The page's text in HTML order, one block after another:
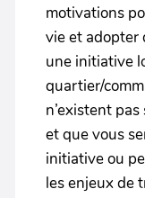
motivations
vie et adopter
une initiative
quartier/
n’existent
et que vous
initiative ou
les enjeux de